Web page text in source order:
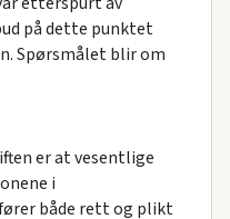
på dette punktet
Spørsmålet blir om
er at vesentlige
i
både rett og plikt